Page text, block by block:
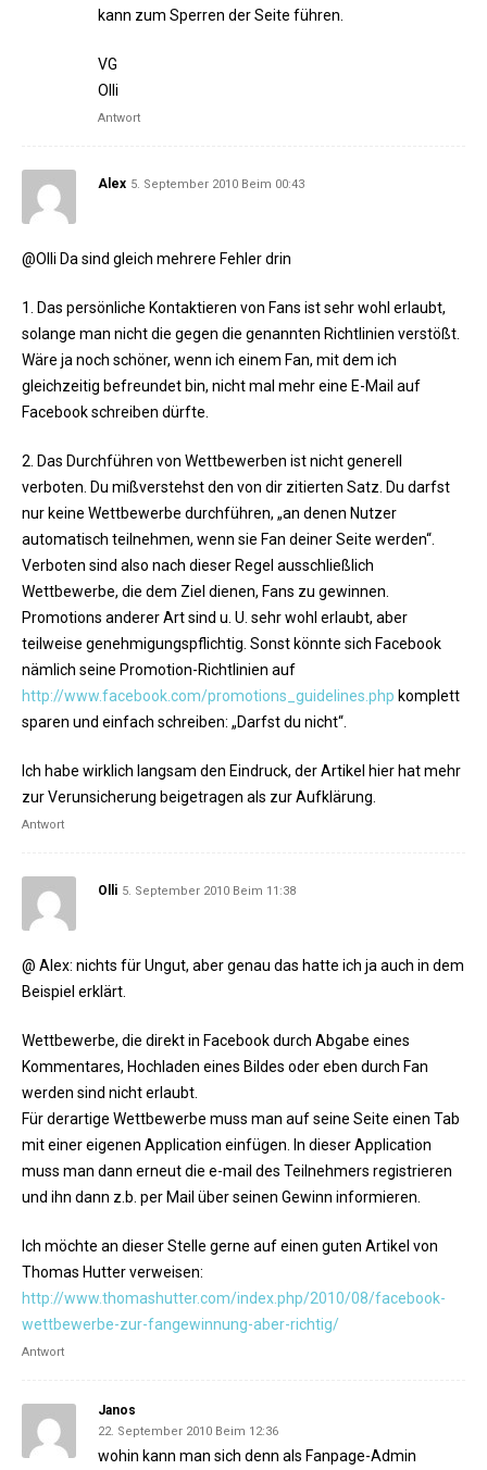
kann zum Sperren der Seite führen.
VG
Olli
Antwort
Alex 5. September 2010 Beim 00:43
@Olli Da sind gleich mehrere Fehler drin
1. Das persönliche Kontaktieren von Fans ist sehr wohl erlaubt,
solange man nicht die gegen die genannten Richtlinien verstößt.
Wäre ja noch schöner, wenn ich einem Fan, mit dem ich
gleichzeitig befreundet bin, nicht mal mehr eine E-Mail auf
Facebook schreiben dürfte.
2. Das Durchführen von Wettbewerben ist nicht generell
verboten. Du mißverstehst den von dir zitierten Satz. Du darfst
nur keine Wettbewerbe durchführen, „an denen Nutzer
automatisch teilnehmen, wenn sie Fan deiner Seite werden“.
Verboten sind also nach dieser Regel ausschließlich
Wettbewerbe, die dem Ziel dienen, Fans zu gewinnen.
Promotions anderer Art sind u. U. sehr wohl erlaubt, aber
teilweise genehmigungspflichtig. Sonst könnte sich Facebook
nämlich seine Promotion-Richtlinien auf
http://www.facebook.com/promotions_guidelines.php komplett
sparen und einfach schreiben: „Darfst du nicht“.
Ich habe wirklich langsam den Eindruck, der Artikel hier hat mehr
zur Verunsicherung beigetragen als zur Aufklärung.
Antwort
Olli 5. September 2010 Beim 11:38
@ Alex: nichts für Ungut, aber genau das hatte ich ja auch in dem
Beispiel erklärt.
Wettbewerbe, die direkt in Facebook durch Abgabe eines
Kommentares, Hochladen eines Bildes oder eben durch Fan
werden sind nicht erlaubt.
Für derartige Wettbewerbe muss man auf seine Seite einen Tab
mit einer eigenen Application einfügen. In dieser Application
muss man dann erneut die e-mail des Teilnehmers registrieren
und ihn dann z.b. per Mail über seinen Gewinn informieren.
Ich möchte an dieser Stelle gerne auf einen guten Artikel von
Thomas Hutter verweisen:
http://www.thomashutter.com/index.php/2010/08/facebook-
wettbewerbe-zur-fangewinnung-aber-richtig/
Antwort
Janos
22. September 2010 Beim 12:36
wohin kann man sich denn als Fanpage-Admin